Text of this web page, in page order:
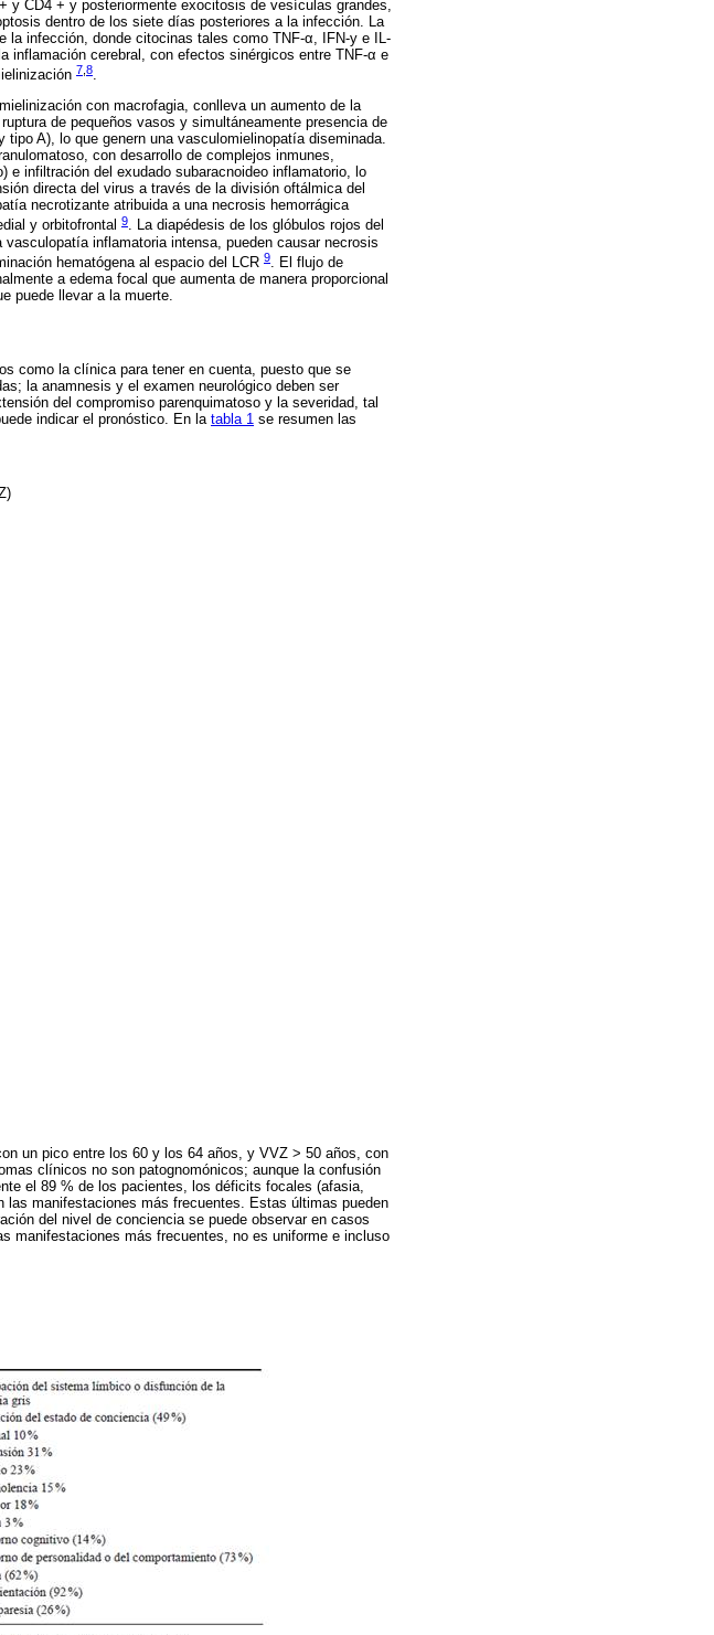
CD4 + y posteriormente exocitosis de vesículas grandes,
dentro de los siete días posteriores a la infección. La
la infección, donde citocinas tales como TNF-α, IFN-y e IL-
inflamación cerebral, con efectos sinérgicos entre TNF-α e
7 8.
con macrofagia, conlleva un aumento de la
de pequeños vasos y simultáneamente presencia de
A), lo que genern una vasculomielinopatía diseminada.
con desarrollo de complejos inmunes,
e infiltración del exudado subaracnoideo inflamatorio, lo
directa del virus a través de la división oftálmica del
necrotizante atribuida a una necrosis hemorrágica
y orbitofrontal 9. La diapédesis de los glóbulos rojos del
inflamatoria intensa, pueden causar necrosis
hematógena al espacio del LCR 9. El flujo de
a edema focal que aumenta de manera proporcional
puede llevar a la muerte.
como la clínica para tener en cuenta, puesto que se
la anamnesis y el examen neurológico deben ser
del compromiso parenquimatoso y la severidad, tal
indicar el pronóstico. En la tabla 1 se resumen las
un pico entre los 60 y los 64 años, y VVZ > 50 años, con
clínicos no son patognomónicos; aunque la confusión
el 89 % de los pacientes, los déficits focales (afasia,
manifestaciones más frecuentes. Estas últimas pueden
del nivel de conciencia se puede observar en casos
manifestaciones más frecuentes, no es uniforme e incluso